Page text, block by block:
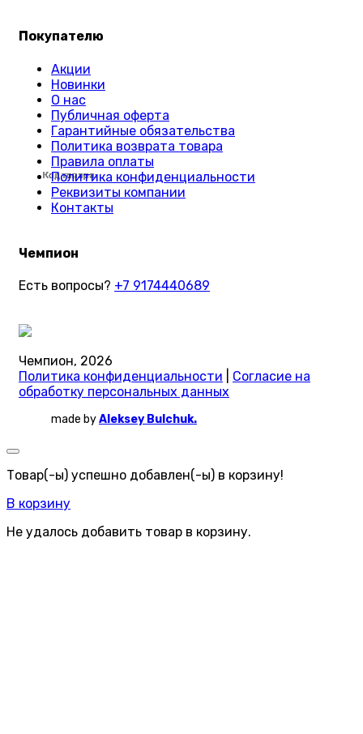
Код товара:
Код товара:
Код товара:
Код товара:
Код товара:
Код товара:
Код товара:
Код товара:
Код товара:
Код товара:
Код товара:
Код товара:
Код товара:
Код товара:
Код товара:
Код товара:
Код товара:
Код товара:
Код товара:
Код товара:
Код товара:
Код товара:
Код товара:
Код товара:
Покупателю
Акции
Новинки
О нас
Публичная оферта
Гарантийные обязательства
Политика возврата товара
Правила оплаты
Политика конфиденциальности
Реквизиты компании
Контакты
Чемпион
Есть вопросы? +7 9174440689
Чемпион, 2026
Политика конфиденциальности
Согласие на
обработку персональных данных
made byAleksey Bulchuk.
Товар(-ы) успешно добавлен(-ы) в корзину!
В корзину
Не удалось добавить товар в корзину.